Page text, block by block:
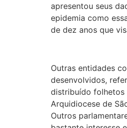
apresentou seus
epidemia como
de dez anos que
Outras entidades
desenvolvidos,
distribuído folhetos
Arquidiocese de
Outros